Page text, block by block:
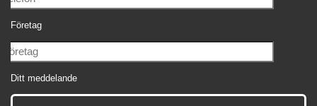
Företag
Ditt meddelande